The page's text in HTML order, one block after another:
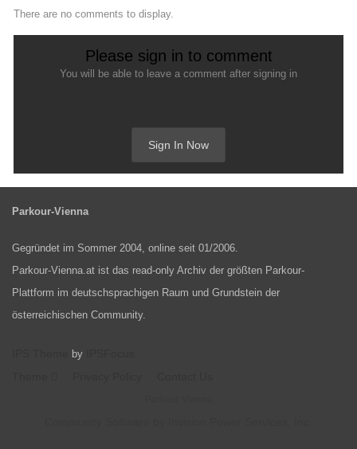
There are no comments to display.
Please sign in to comment
You will be able to leave a comment after signing in
Sign In Now
Parkour-Vienna
Gegründet im Sommer 2004, online seit 01/2006.
Parkour-Vienna.at ist das read-only Archiv der größten Parkour-
Plattform im deutschsprachigen Raum und Grundstein der
österreichischen Community.
by